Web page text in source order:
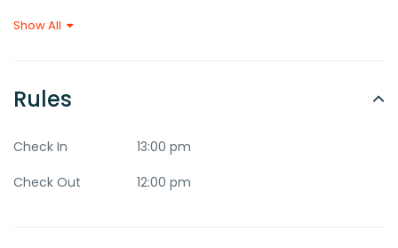
Petit-déjeuner
Téléviseur
Show All
Rules
Check In
13:00 pm
Check Out
12:00 pm